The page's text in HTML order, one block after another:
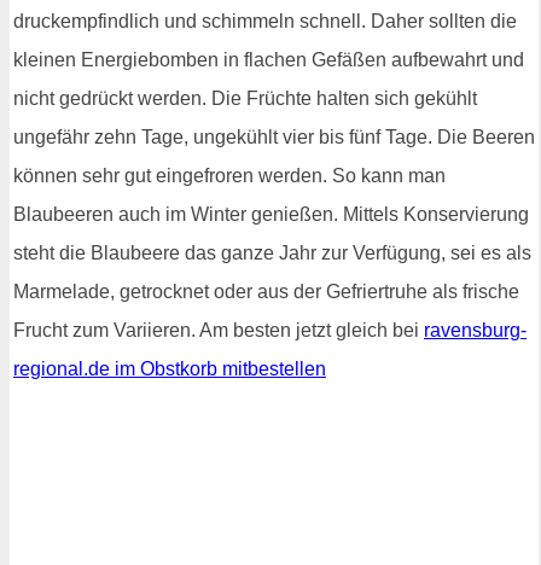
druckempfindlich und schimmeln schnell. Daher sollten die
kleinen Energiebomben in flachen Gefäßen aufbewahrt und
nicht gedrückt werden. Die Früchte halten sich gekühlt
ungefähr zehn Tage, ungekühlt vier bis fünf Tage. Die Beeren
können sehr gut eingefroren werden. So kann man
Blaubeeren auch im Winter genießen. Mittels Konservierung
steht die Blaubeere das ganze Jahr zur Verfügung, sei es als
Marmelade, getrocknet oder aus der Gefriertruhe als frische
Frucht zum Variieren. Am besten jetzt gleich bei ravensburg-
regional.de im Obstkorb mitbestellen